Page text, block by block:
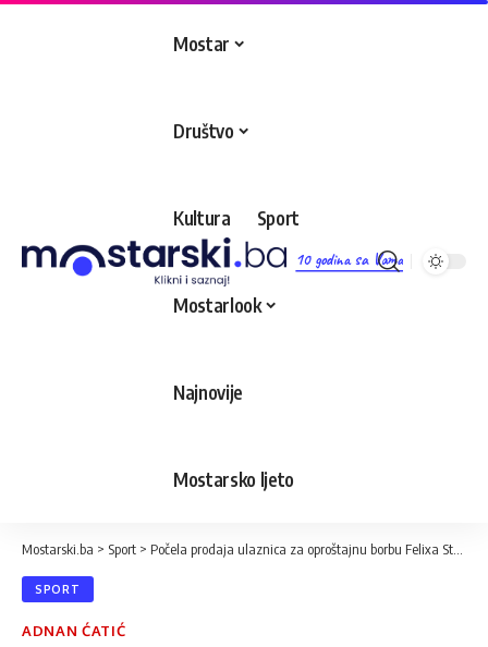
10 godina sa Vama
Mostar
Društvo
Kultura Sport
Mostarlook
Najnovije
Mostarsko ljeto
Mostarski.ba > Sport > Počela prodaja ulaznica za oproštajnu borbu Felixa Sturma
SPORT
ADNAN ĆATIĆ